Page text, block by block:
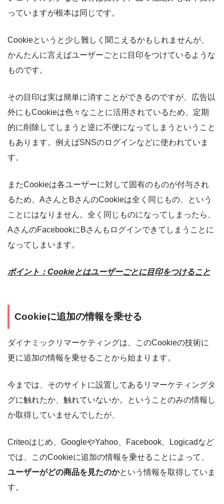
っていますが根本は同じです。
Cookieというと少し難しく聞こえるかもしれませんが、
かんたんに言えばユーザーごとに目印をつけているような
ものです。
その目印は実は簡単に消すことができるのですが、広告以
外にもCookieは色々なことに活用されているため、定期
的に削除してしまうと逆に不便になってしまうということ
もあります。例えばSNSのログインなどに使われていま
す。
またCookieは各ユーザーに対して固有のものが付与され
るため、AさんとBさんのCookieは全く同じもの、という
ことにはなりません。全く同じものになってしまったら、
AさんのFacebookにBさんもログインできてしまうことに
なってしまいます。
ポイント：Cookieとはユーザーごとに目印をつけること
Cookieに追加の情報を乗せる
ダイナミックリマーケティングは、このCookieの技術に
更に追加の情報を乗せることから始まります。
今までは、そのサイトに設置してあるリマーケティングタ
グに触れたか、触れていないか。ということのみの情報し
か取得していませんでしたが、
Criteoはじめ、GoogleやYahoo、Facebook、Logicadなど
では、このCookieに追加の情報を乗せることによって、
ユーザーがどの商品を見たのかという情報を取得していま
す。